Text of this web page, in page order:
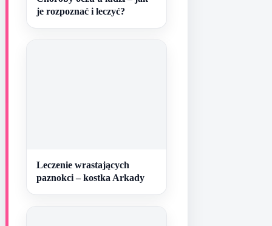
je rozpoznać i leczyć?
Leczenie wrastających
paznokci – kostka Arkady